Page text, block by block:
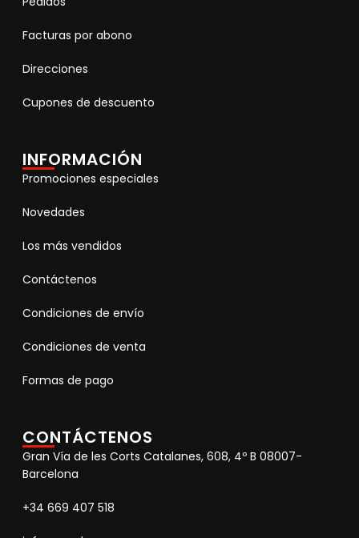
Facturas por abono
Direcciones
Cupones de descuento
INFORMACIÓN
Promociones especiales
Novedades
Los más vendidos
Contáctenos
Condiciones de envío
Condiciones de venta
Formas de pago
CONTÁCTENOS
Gran Vía de les Corts Catalanes, 608, 4º B 08007-
Barcelona
+34 669 407 518